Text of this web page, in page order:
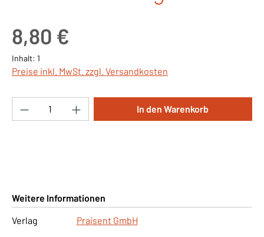
8,80 €
Inhalt: 1
Preise inkl. MwSt. zzgl. Versandkosten
Produkt Anzahl: Gib den gewünschten
In den Warenkorb
Weitere Informationen
Verlag
Praisent GmbH